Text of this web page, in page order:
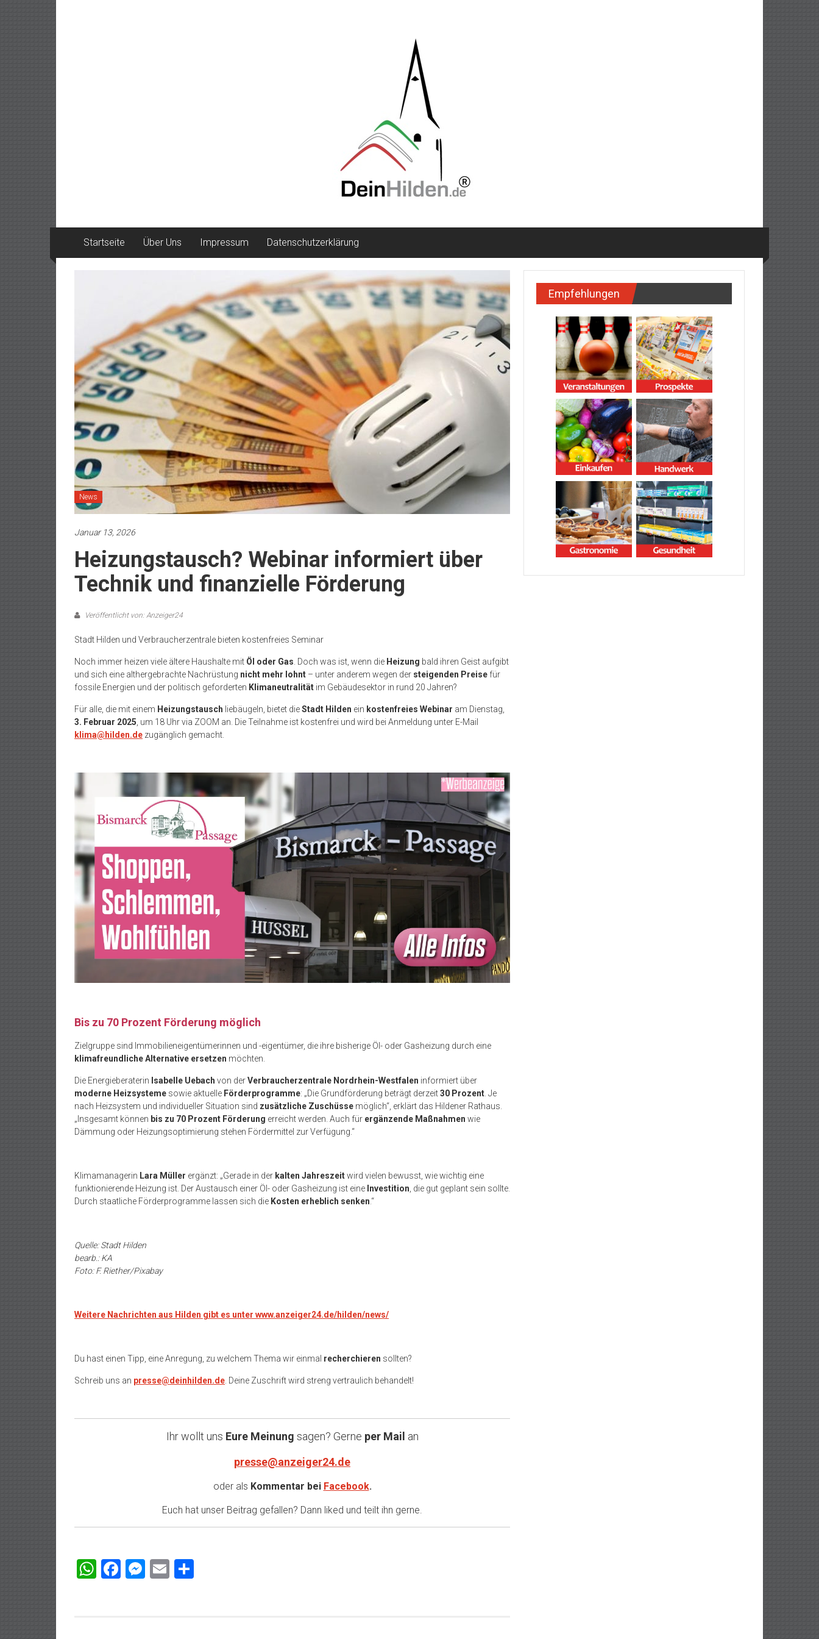
Startseite Über Uns Impressum Datenschutzerklärung
News
Januar 13, 2026
Heizungstausch? Webinar informiert über
Technik und finanzielle Förderung
Veröffentlicht von: Anzeiger24
Stadt Hilden und Verbraucherzentrale bieten kostenfreies Seminar
Noch immer heizen viele ältere Haushalte mit Öl oder Gas . Doch was ist, wenn die Heizung bald ihren Geist aufgibt
und sich eine althergebrachte Nachrüstung nicht mehr lohnt – unter anderem wegen der steigenden Preise für
fossile Energien und der politisch geforderten Klimaneutralität im Gebäudesektor in rund 20 Jahren?
Für alle, die mit einem Heizungstausch liebäugeln, bietet dieStadt Hilden ein kostenfreies Webinar am Dienstag,
3. Februar 2025 , um 18 Uhr via ZOOM an. Die Teilnahme ist kostenfrei und wird bei Anmeldung unter E-Mail
klima@hilden.de zugänglich gemacht.
Bis zu 70 Prozent Förderung möglich
Zielgruppe sind Immobilieneigentümerinnen und -eigentümer, die ihre bisherige Öl- oder Gasheizung durch eine
klimafreundliche Alternative ersetzen möchten.
Die Energieberaterin Isabelle Uebach von derVerbraucherzentrale Nordrhein-Westfalen informiert über
moderne Heizsysteme sowie aktuelle Förderprogramme: „Die Grundförderung beträgt derzeit30 Prozent. Je
nach Heizsystem und individueller Situation sind zusätzliche Zuschüsse möglich“, erklärt das Hildener Rathaus.
„Insgesamt können bis zu 70 Prozent Förderung erreicht werden. Auch für ergänzende Maßnahmen wie
Dämmung oder Heizungsoptimierung stehen Fördermittel zur Verfügung.“
Klimamanagerin Lara Müller ergänzt: „Gerade in der kalten Jahreszeitwird vielen bewusst, wie wichtig eine
funktionierende Heizung ist. Der Austausch einer Öl- oder Gasheizung ist eine Investition, die gut geplant sein sollte.
Durch staatliche Förderprogramme lassen sich die Kosten erheblich senken.“
Quelle: Stadt Hilden
bearb.: KA
Foto: F. Riether/Pixabay
Weitere Nachrichten aus Hilden gibt es unter www.anzeiger24.de/hilden/news/
Du hast einen Tipp, eine Anregung, zu welchem Thema wir einmal recherchieren sollten?
Schreib uns an presse@deinhilden.de. Deine Zuschrift wird streng vertraulich behandelt!
Ihr wollt uns Eure Meinung sagen? Gerne per Mail an
presse@anzeiger24.de
oder als Kommentar bei Facebook.
Euch hat unser Beitrag gefallen? Dann liked und teilt ihn gerne.
WhatsApp
Facebook
Messenger
Email
Empfehlungen